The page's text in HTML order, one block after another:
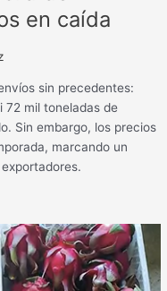
en caída
sin precedentes:
72 mil toneladas de
Sin embargo, los precios
marcando un